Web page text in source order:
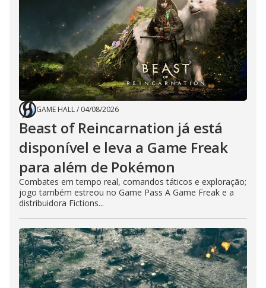
GAME HALL/ 04/08/2026
Beast of Reincarnation já está
disponível e leva a Game Freak
para além de Pokémon
Combates em tempo real, comandos táticos e exploração;
jogo também estreou no Game Pass A Game Freak e a
distribuidora Fictions...